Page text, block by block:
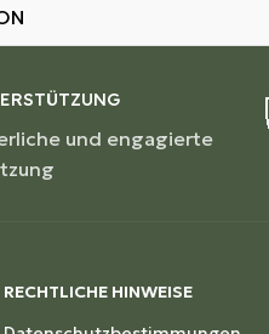
und engagierte
RECHTLICHE HINWEISE